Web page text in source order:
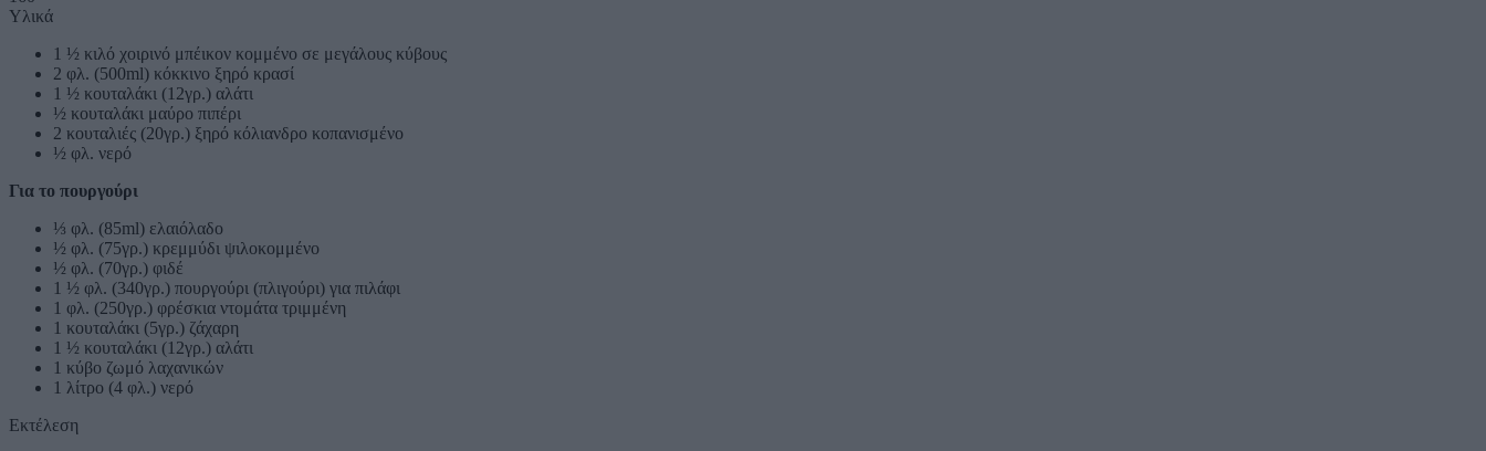
Υλικά
1 ½ κιλό χοιρινό μπέικον κομμένο σε μεγάλους κύβους
2 φλ. (500ml) κόκκινο ξηρό κρασί
1 ½ κουταλάκι (12γρ.) αλάτι
½ κουταλάκι μαύρο πιπέρι
2 κουταλιές (20γρ.) ξηρό κόλιανδρο κοπανισμένο
½ φλ. νερό
Για το πουργούρι
⅓ φλ. (85ml) ελαιόλαδο
½ φλ. (75γρ.) κρεμμύδι ψιλοκομμένο
½ φλ. (70γρ.) φιδέ
1 ½ φλ. (340γρ.) πουργούρι (πλιγούρι) για πιλάφι
1 φλ. (250γρ.) φρέσκια ντομάτα τριμμένη
1 κουταλάκι (5γρ.) ζάχαρη
1 ½ κουταλάκι (12γρ.) αλάτι
1 κύβο ζωμό λαχανικών
1 λίτρο (4 φλ.) νερό
Εκτέλεση